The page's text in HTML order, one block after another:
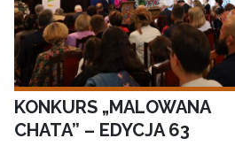
KONKURS „MALOWANA
CHATA” – EDYCJA 63